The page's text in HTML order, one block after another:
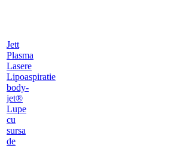
Jett
Plasma
Lasere
Lipoaspiratie
body-
jet®
Lupe
cu
sursa
de